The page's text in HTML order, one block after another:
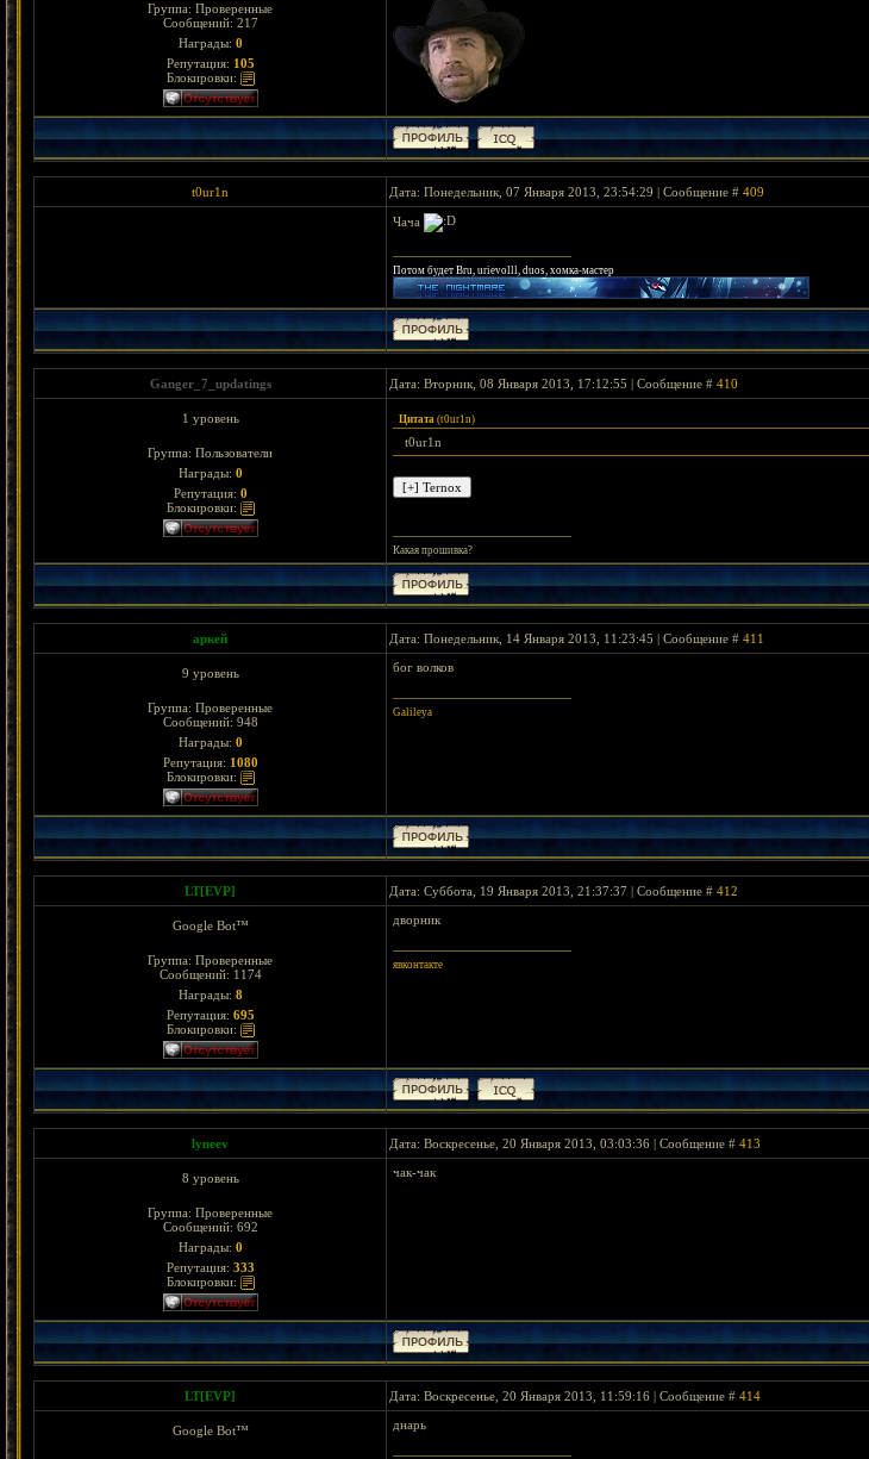
Группа: Проверенные
Сообщений: 217
Награды: 0
Репутация: 105
Блокировки:
t0ur1n Дата: Понедельник, 07 Января 2013, 23:54:29 | Сообщение # 409
Чача
Потом будет Bru, urievolll, duos, хомка-мастер
Ganger_7_updatings Дата: Вторник, 08 Января 2013, 17:12:55 | Сообщение # 410
1 уровень
Группа: Пользователи
Награды: 0
Репутация: 0
Блокировки:
Цитата (t0ur1n)
t0ur1n
Какая прошивка?
аркей Дата: Понедельник, 14 Января 2013, 11:23:45 | Сообщение # 411
9 уровень
Группа: Проверенные
Сообщений: 948
Награды: 0
Репутация: 1080
Блокировки:
бог волков
Galileya
LT[EVP] Дата: Суббота, 19 Января 2013, 21:37:37 | Сообщение # 412
Google Bot™
Группа: Проверенные
Сообщений: 1174
Награды: 8
Репутация: 695
Блокировки:
дворник
явконтакте
lyneev Дата: Воскресенье, 20 Января 2013, 03:03:36 | Сообщение # 413
8 уровень
Группа: Проверенные
Сообщений: 692
Награды: 0
Репутация: 333
Блокировки:
чак-чак
LT[EVP] Дата: Воскресенье, 20 Января 2013, 11:59:16 | Сообщение # 414
Google Bot™ днарь